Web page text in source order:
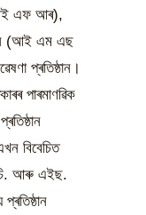
আই এফ আৰ),
(আই এম এছ
প্ৰতিষ্ঠান।
পাৰমাণৱিক
বিবেচিত
আৰু এইছ.